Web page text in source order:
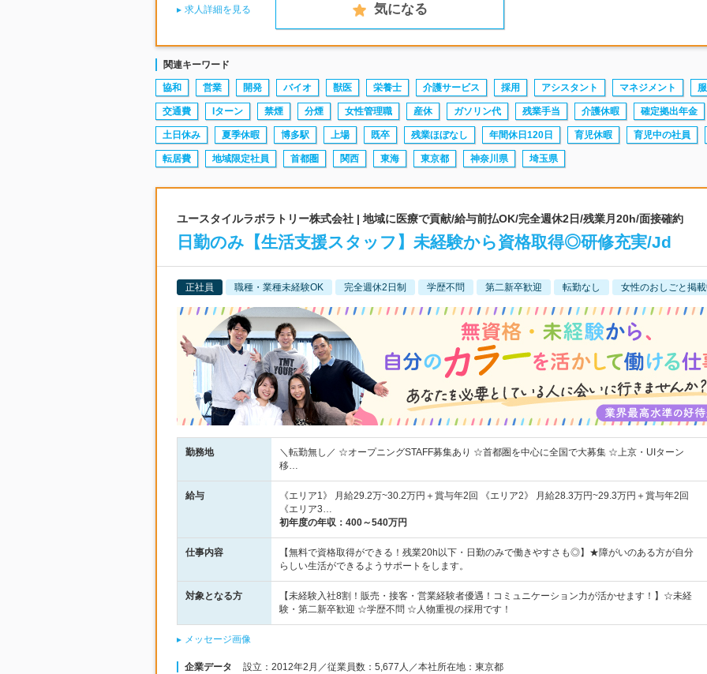
求人詳細を見る 気になる
関連キーワード
協和 営業 開発 バイオ 獣医 栄養士 介護サービス 採用 アシスタント マネジメント
交通費 Iターン 禁煙 分煙 女性管理職 産休 ガソリン代 残業手当 介護休暇 確定拠出年金
土日休み 夏季休暇 博多駅 上場 既卒 残業ほぼなし 年間休日120日 育児休暇 育児中の社員
転居費 地域限定社員 首都圏 関西 東海 東京都 神奈川県 埼玉県
ユースタイルラボラトリー株式会社 | 地域に医療で貢献/給与前払OK/完全週休2日/残業月20h/面接確約
日勤のみ【生活支援スタッフ】未経験から資格取得◎研修充実/Jd
正社員 職種・業種未経験OK 完全週休2日制 学歴不問 第二新卒歓迎 転勤なし 女性のおしごと掲
勤務地
＼転勤無し／ ☆オープニングSTAFF募集あり ☆首都圏を中心に全国で大募集 ☆上京・UIターン
移…
給与
《エリア1》 月給29.2万~30.2万円＋賞与年2回 《エリア2》 月給28.3万円~29.3万円＋賞与年2回
《エリア3…
初年度の年収： 400～540万円
仕事内容
【無料で資格取得ができる！残業20h以下・日勤のみで働きやすさも◎】★障がいのある方が自分
らしい生活ができるようサポートをします。
対象となる方
【未経験入社8割！販売・接客・営業経験者優遇！コミュニケーション力が活かせます！】☆未経
験・第二新卒歓迎 ☆学歴不問 ☆人物重視の採用です！
メッセージ画像
企業データ 設立：2012年2月／従業員数：5,677人／本社所在地：東京都